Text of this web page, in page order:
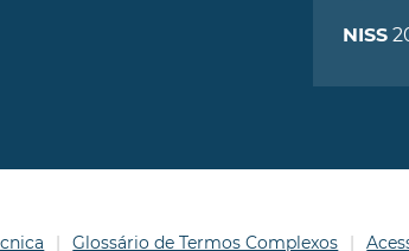
NISS
Glossário de Termos Complexos